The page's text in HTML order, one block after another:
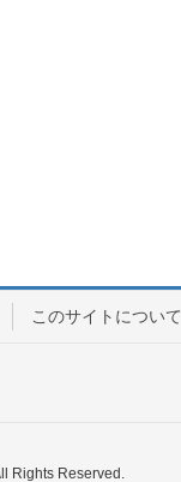
このサイトについて
Rights Reserved.